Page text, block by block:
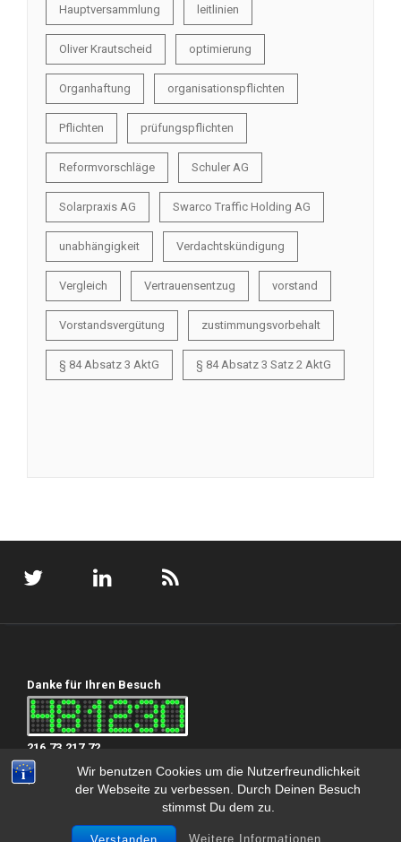
Wir benutzen Cookies um die Nutzerfreundlichkeit
der Webseite zu verbessen. Durch Deinen Besuch
stimmst Du dem zu.
Weitere Informationen
Hauptversammlung leitlinien
Oliver Krautscheid optimierung
Organhaftung organisationspflichten
Pflichten prüfungspflichten
Reformvorschläge Schuler AG
Solarpraxis AG Swarco Traffic Holding AG
unabhängigkeit Verdachtskündigung
Vergleich Vertrauensentzug vorstand
Vorstandsvergütung zustimmungsvorbehalt
§ 84 Absatz 3 AktG § 84 Absatz 3 Satz 2 AktG
Danke für Ihren Besuch
216.73.217.72
Copyright 2024 Oliver Krautscheid